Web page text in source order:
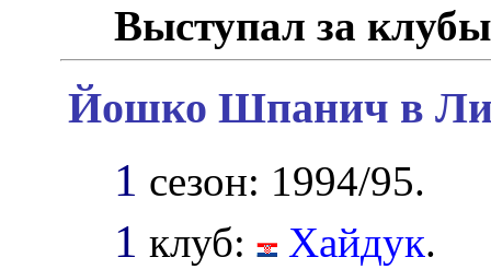
Выступал за
Йошко Шпанич в
1 сезон: 1994/95.
1 клуб: Хайдук.